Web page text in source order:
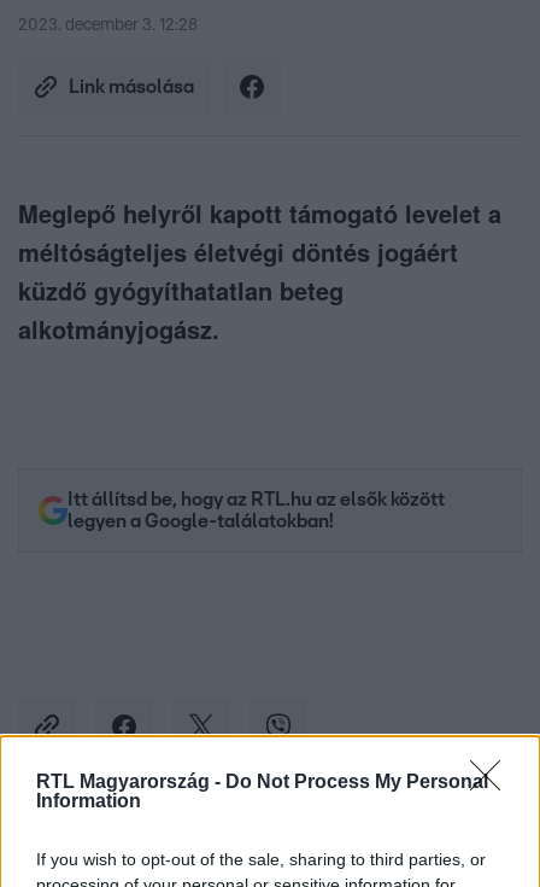
RTL Magyarország - Do Not Process My Personal
Information
If you wish to opt-out of the sale, sharing to third parties, or
2023. december 3. 12:28
Link másolása
Meglepő helyről kapott támogató levelet a
méltóságteljes életvégi döntés jogáért
küzdő gyógyíthatatlan beteg
alkotmányjogász.
Itt állítsd be, hogy az RTL.hu az elsők között
legyen a Google-találatokban!
Facebookon is!